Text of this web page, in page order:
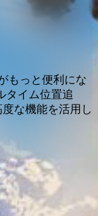
もっと便利にな
タイム位置追
な機能を活用し